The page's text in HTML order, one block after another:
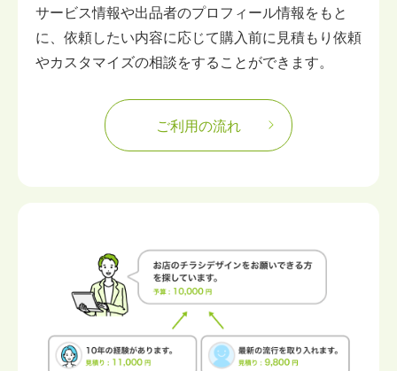
サービス情報や出品者のプロフィール情報をもと
に、依頼したい内容に応じて購入前に見積もり依頼
やカスタマイズの相談をすることができます。
ご利用の流れ